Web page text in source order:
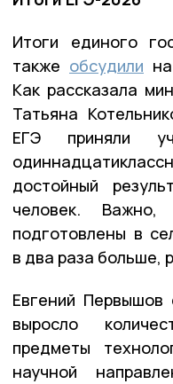
Итоги единого
также обсудили
Как рассказала
Татьяна
ЕГЭ приняли
достойный
человек. Важно,
подготовлены в
в два раза больше,
Евгений
выросло
предметы
научной